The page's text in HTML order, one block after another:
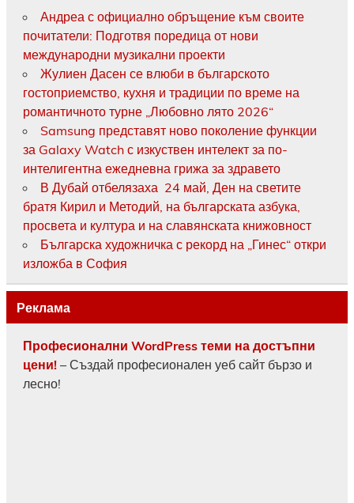
Андреа с официално обръщение към своите
почитатели: Подготвя поредица от нови
международни музикални проекти
Жулиен Дасен се влюби в българското
гостоприемство, кухня и традиции по време на
романтичното турне „Любовно лято 2026“
Samsung представят ново поколение функции
за Galaxy Watch с изкуствен интелект за по-
интелигентна ежедневна грижа за здравето
В Дубай отбелязаха 24 май, Ден на светите
братя Кирил и Методий, на българската азбука,
просвета и култура и на славянската книжовност
Българска художничка с рекорд на „Гинес“ откри
изложба в София
Реклама
Професионални WordPress теми на достъпни
цени!– Създай професионален уеб сайт бързо и
лесно!